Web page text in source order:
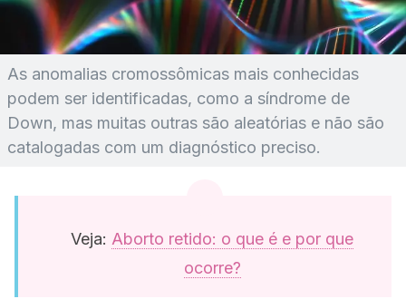
As anomalias cromossômicas mais conhecidas
podem ser identificadas, como a síndrome de
Down, mas muitas outras são aleatórias e não são
catalogadas com um diagnóstico preciso.
Veja: Aborto retido: o que é e por que
ocorre?